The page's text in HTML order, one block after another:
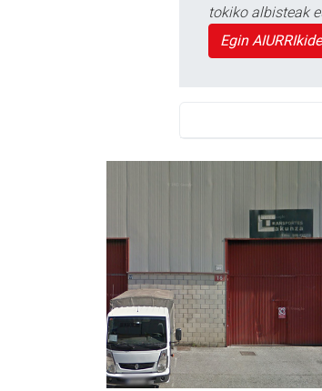
tokiko albisteak
Egin